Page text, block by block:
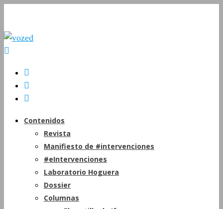
Contenidos
Revista
Manifiesto de #intervenciones
#eIntervenciones
Laboratorio Hoguera
Dossier
Columnas